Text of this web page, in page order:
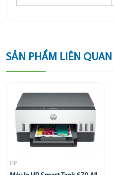
SẢN PHẨM LIÊN QUAN
HP